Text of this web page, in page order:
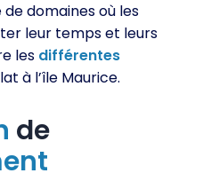
domaines où les
leur temps et leurs
les différentes
à l’île Maurice.
de